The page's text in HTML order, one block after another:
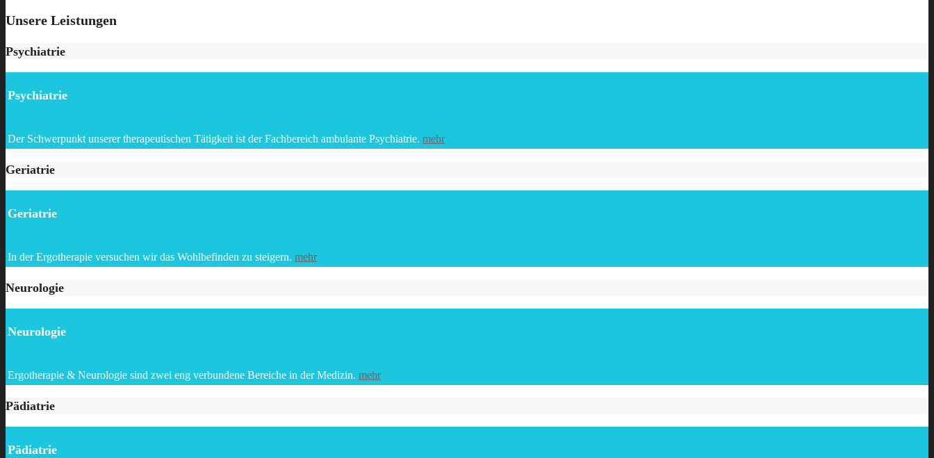
Unsere Leistungen
Psychiatrie
Psychiatrie
Der Schwerpunkt unserer therapeutischen Tätigkeit ist der Fachbereich ambulante Psychiatrie. mehr
Geriatrie
Geriatrie
In der Ergotherapie versuchen wir das Wohlbefinden zu steigern. mehr
Neurologie
Neurologie
Ergotherapie & Neurologie sind zwei eng verbundene Bereiche in der Medizin. mehr
Pädiatrie
Pädiatrie